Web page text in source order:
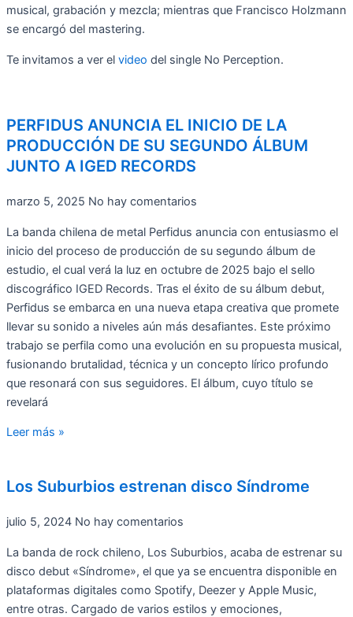
musical, grabación y mezcla; mientras que Francisco Holzmann
se encargó del mastering.
Te invitamos a ver el video del single No Perception.
PERFIDUS ANUNCIA EL INICIO DE LA
PRODUCCIÓN DE SU SEGUNDO ÁLBUM
JUNTO A IGED RECORDS
marzo 5, 2025 No hay comentarios
La banda chilena de metal Perfidus anuncia con entusiasmo el
inicio del proceso de producción de su segundo álbum de
estudio, el cual verá la luz en octubre de 2025 bajo el sello
discográfico IGED Records. Tras el éxito de su álbum debut,
Perfidus se embarca en una nueva etapa creativa que promete
llevar su sonido a niveles aún más desafiantes. Este próximo
trabajo se perfila como una evolución en su propuesta musical,
fusionando brutalidad, técnica y un concepto lírico profundo
que resonará con sus seguidores. El álbum, cuyo título se
revelará
Leer más »
Los Suburbios estrenan disco Síndrome
julio 5, 2024 No hay comentarios
La banda de rock chileno, Los Suburbios, acaba de estrenar su
disco debut «Síndrome», el que ya se encuentra disponible en
plataformas digitales como Spotify, Deezer y Apple Music,
entre otras. Cargado de varios estilos y emociones,